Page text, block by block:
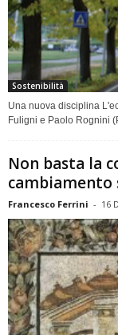
Sostenibilità
Una nuova disciplina
Fuligni e Paolo Rognini
Non basta la
cambiamento
Francesco Ferrini - 16